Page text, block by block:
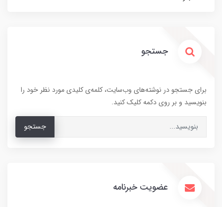
جستجو
برای جستجو در نوشته‌های وب‌سایت، کلمه‌ی کلیدی مورد نظر خود را
بنویسید و بر روی دکمه کلیک کنید.
جستجو
عضویت خبرنامه